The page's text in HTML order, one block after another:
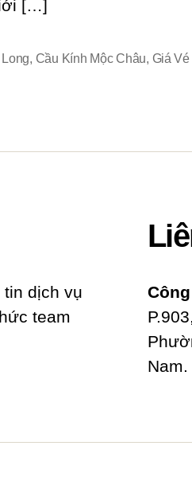
[…]
, Cầu Kính Mộc Châu, Giá
tin dịch vụ
team
Nam.